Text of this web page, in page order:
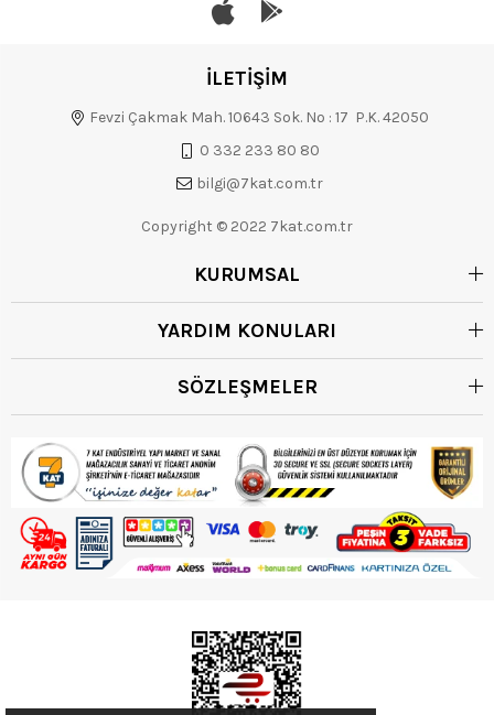
İLETİŞİM
Fevzi Çakmak Mah. 10643 Sok. No : 17 P.K. 42050
0 332 233 80 80
bilgi@7kat.com.tr
Copyright © 2022 7kat.com.tr
KURUMSAL
YARDIM KONULARI
SÖZLEŞMELER